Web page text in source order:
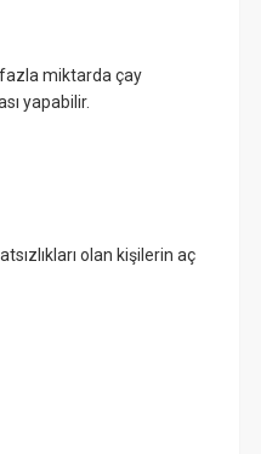
miktarda çay
yapabilir.
olan kişilerin aç